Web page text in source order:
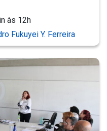
às 12h
Fukuyei Y. Ferreira